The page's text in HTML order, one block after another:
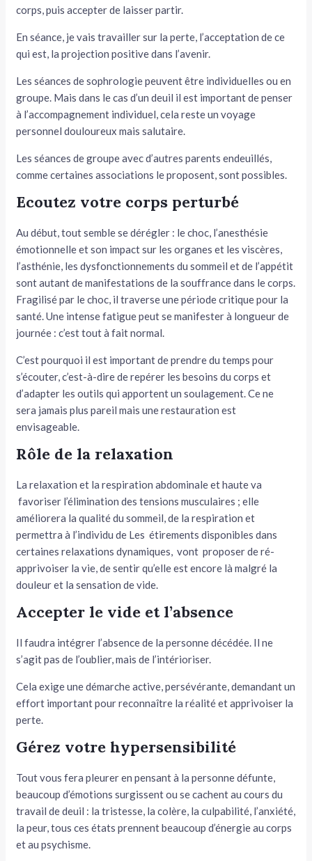
corps, puis accepter de laisser partir.
En séance, je vais travailler sur la perte, l’acceptation de ce
qui est, la projection positive dans l’avenir.
Les séances de sophrologie peuvent être individuelles ou en
groupe. Mais dans le cas d’un deuil il est important de penser
à l’accompagnement individuel, cela reste un voyage
personnel douloureux mais salutaire.
Les séances de groupe avec d’autres parents endeuillés,
comme certaines associations le proposent, sont possibles.
Ecoutez votre corps perturbé
Au début, tout semble se dérégler : le choc, l’anesthésie
émotionnelle et son impact sur les organes et les viscères,
l’asthénie, les dysfonctionnements du sommeil et de l’appétit
sont autant de manifestations de la souffrance dans le corps.
Fragilisé par le choc, il traverse une période critique pour la
santé. Une intense fatigue peut se manifester à longueur de
journée : c’est tout à fait normal.
C’est pourquoi il est important de prendre du temps pour
s’écouter, c’est-à-dire de repérer les besoins du corps et
d’adapter les outils qui apportent un soulagement. Ce ne
sera jamais plus pareil mais une restauration est
envisageable.
Rôle de la relaxation
La relaxation et la respiration abdominale et haute va
favoriser l’élimination des tensions musculaires ; elle
améliorera la qualité du sommeil, de la respiration et
permettra à l’individu de Les étirements disponibles dans
certaines relaxations dynamiques, vont proposer de ré-
apprivoiser la vie, de sentir qu’elle est encore là malgré la
douleur et la sensation de vide.
Accepter le vide et l’absence
Il faudra intégrer l’absence de la personne décédée. Il ne
s’agit pas de l’oublier, mais de l’intérioriser.
Cela exige une démarche active, persévérante, demandant un
effort important pour reconnaître la réalité et apprivoiser la
perte.
Gérez votre hypersensibilité
Tout vous fera pleurer en pensant à la personne défunte,
beaucoup d’émotions surgissent ou se cachent au cours du
travail de deuil : la tristesse, la colère, la culpabilité, l’anxiété,
la peur, tous ces états prennent beaucoup d’énergie au corps
et au psychisme.